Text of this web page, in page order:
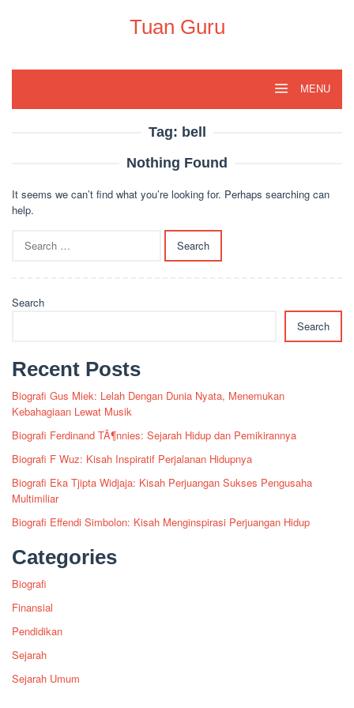
Tuan Guru
MENU
Tag: bell
Nothing Found
It seems we can’t find what you’re looking for. Perhaps searching can
help.
for:
Search
Search
Recent Posts
Biografi Gus Miek: Lelah Dengan Dunia Nyata, Menemukan
Kebahagiaan Lewat Musik
Biografi Ferdinand TÃ¶nnies: Sejarah Hidup dan Pemikirannya
Biografi F Wuz: Kisah Inspiratif Perjalanan Hidupnya
Biografi Eka Tjipta Widjaja: Kisah Perjuangan Sukses Pengusaha
Multimiliar
Biografi Effendi Simbolon: Kisah Menginspirasi Perjuangan Hidup
Categories
Biografi
Finansial
Pendidikan
Sejarah
Sejarah Umum